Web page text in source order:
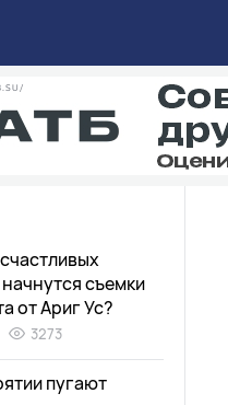
съемки
от Ариг Ус?
3273
пугают